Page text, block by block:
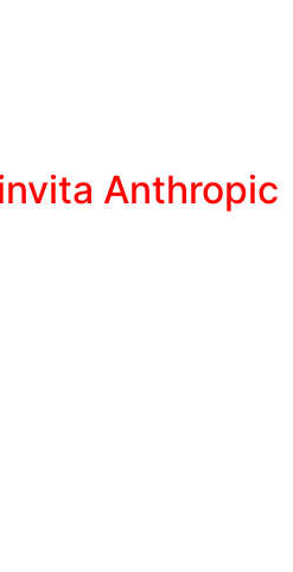
Anthropic